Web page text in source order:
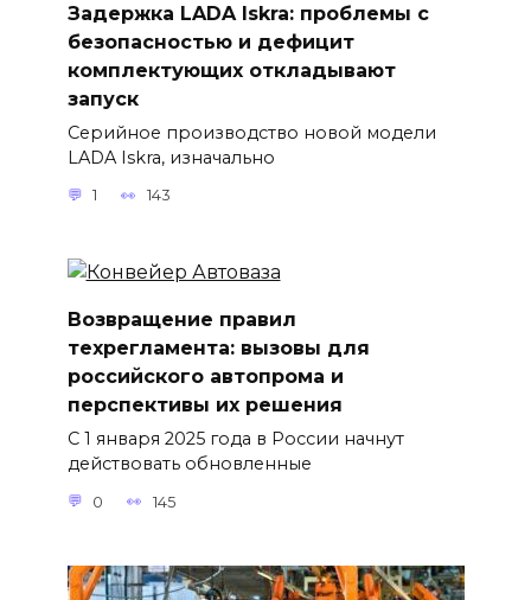
Задержка LADA Iskra: проблемы с
безопасностью и дефицит
комплектующих откладывают
запуск
Серийное производство новой модели
LADA Iskra, изначально
1 143
Возвращение правил
техрегламента: вызовы для
российского автопрома и
перспективы их решения
С 1 января 2025 года в России начнут
действовать обновленные
0 145